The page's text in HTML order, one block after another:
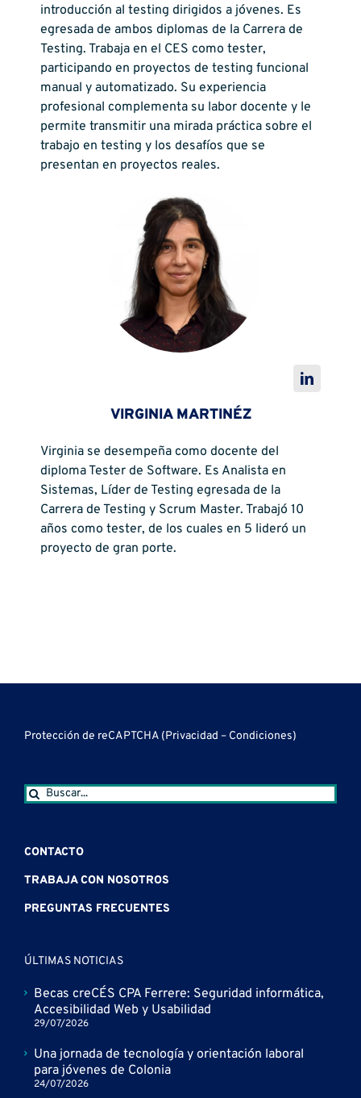
introducción al testing dirigidos a jóvenes. Es
egresada de ambos diplomas de la Carrera de
Testing. Trabaja en el CES como tester,
participando en proyectos de testing funcional
manual y automatizado. Su experiencia
profesional complementa su labor docente y le
permite transmitir una mirada práctica sobre el
trabajo en testing y los desafíos que se
presentan en proyectos reales.
VIRGINIA MARTINÉZ
Virginia se desempeña como docente del
diploma Tester de Software. Es Analista en
Sistemas, Líder de Testing egresada de la
Carrera de Testing y Scrum Master. Trabajó 10
años como tester, de los cuales en 5 lideró un
proyecto de gran porte.
Protección de reCAPTCHA (Privacidad – Condiciones)
Buscar:
CONTACTO
TRABAJA CON NOSOTROS
PREGUNTAS FRECUENTES
ÚLTIMAS NOTICIAS
Becas creCÉS CPA Ferrere: Seguridad informática,
Accesibilidad Web y Usabilidad
29/07/2026
Una jornada de tecnología y orientación laboral
para jóvenes de Colonia
24/07/2026